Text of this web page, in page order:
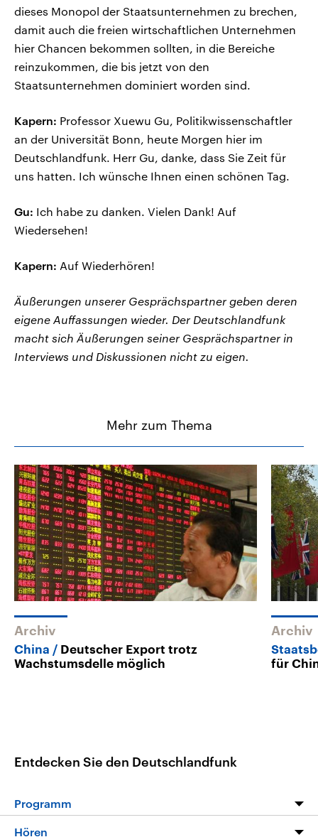
dieses Monopol der Staatsunternehmen zu brechen,
damit auch die freien wirtschaftlichen Unternehmen
hier Chancen bekommen sollten, in die Bereiche
reinzukommen, die bis jetzt von den
Staatsunternehmen dominiert worden sind.
Kapern: Professor Xuewu Gu, Politikwissenschaftler
an der Universität Bonn, heute Morgen hier im
Deutschlandfunk. Herr Gu, danke, dass Sie Zeit für
uns hatten. Ich wünsche Ihnen einen schönen Tag.
Gu: Ich habe zu danken. Vielen Dank! Auf
Wiedersehen!
Kapern: Auf Wiederhören!
Äußerungen unserer Gesprächspartner geben deren
eigene Auffassungen wieder. Der Deutschlandfunk
macht sich Äußerungen seiner Gesprächspartner in
Interviews und Diskussionen nicht zu eigen.
Mehr zum Thema
Archiv
China
Deutscher Export trotz
Wachstumsdelle möglich
Archiv
für
Entdecken Sie den Deutschlandfunk
Programm
Hören